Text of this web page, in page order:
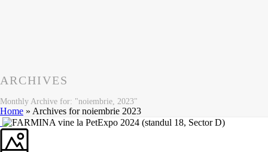
ARCHIVES
Monthly Archive for: "noiembrie, 2023"
Home » Archives for noiembrie 2023